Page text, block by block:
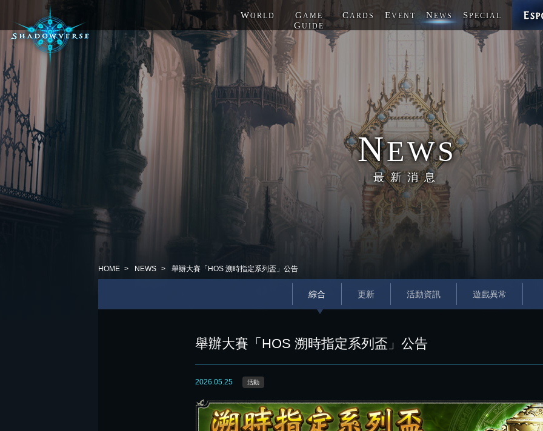
WORLD GAME
GUIDE
CARDS EVENT NEWS SPECIAL
NEWS
最新消息
HOME NEWS 舉辦大賽「HOS 溯時指定系列盃」公告
綜合 更新 活動資訊 遊戲異常
舉辦大賽「HOS 溯時指定系列盃」公告
2026.05.25 活動